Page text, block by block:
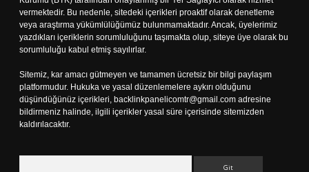
vermektedir. Bu nedenle, sitedeki içerikleri proaktif olarak denetleme
veya araştırma yükümlülüğümüz bulunmamaktadır. Ancak, üyelerimiz
yazdıkları içeriklerin sorumluluğunu taşımakta olup, siteye üye olarak bu
sorumluluğu kabul etmiş sayılırlar.
Sitemiz, kar amacı gütmeyen ve tamamen ücretsiz bir bilgi paylaşım
platformudur. Hukuka ve yasal düzenlemelere aykırı olduğunu
düşündüğünüz içerikleri, backlinkpanelicomtr@gmail.com adresine
bildirmeniz halinde, ilgili içerikler yasal süre içerisinde sitemizden
kaldırılacaktır.